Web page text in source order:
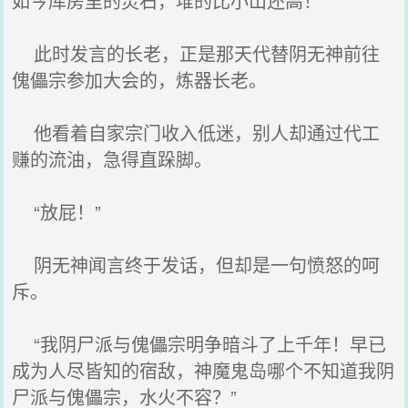
此时发言的长老，正是那天代替阴无神前往
傀儡宗参加大会的，炼器长老。
他看着自家宗门收入低迷，别人却通过代工
赚的流油，急得直跺脚。
“放屁！”
阴无神闻言终于发话，但却是一句愤怒的呵
斥。
“我阴尸派与傀儡宗明争暗斗了上千年！早已
成为人尽皆知的宿敌，神魔鬼岛哪个不知道我阴
尸派与傀儡宗，水火不容？”